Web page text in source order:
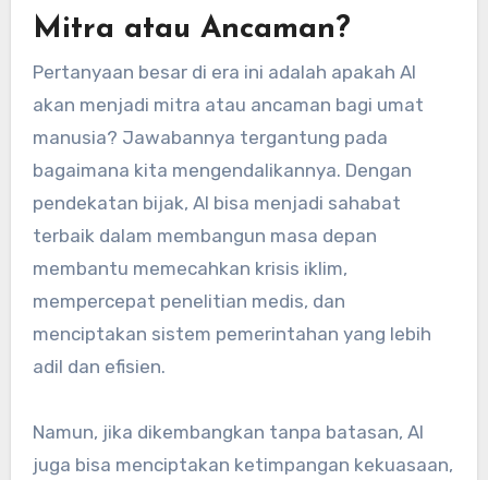
Mitra atau Ancaman?
Pertanyaan besar di era ini adalah apakah AI
akan menjadi mitra atau ancaman bagi umat
manusia? Jawabannya tergantung pada
bagaimana kita mengendalikannya. Dengan
pendekatan bijak, AI bisa menjadi sahabat
terbaik dalam membangun masa depan
membantu memecahkan krisis iklim,
mempercepat penelitian medis, dan
menciptakan sistem pemerintahan yang lebih
adil dan efisien.
Namun, jika dikembangkan tanpa batasan, AI
juga bisa menciptakan ketimpangan kekuasaan,